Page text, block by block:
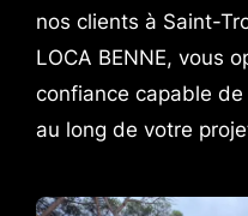
nos clients à Saint-
LOCA BENNE, vous
confiance capable
au long de votre